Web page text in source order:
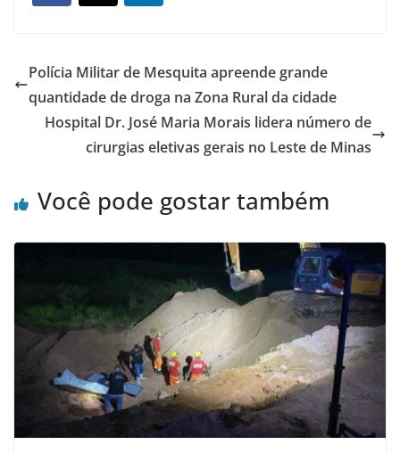
Polícia Militar de Mesquita apreende grande
quantidade de droga na Zona Rural da cidade
Hospital Dr. José Maria Morais lidera número de
cirurgias eletivas gerais no Leste de Minas
Você pode gostar também